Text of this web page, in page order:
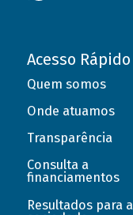
Acesso Rápido
Quem somos
Onde atuamos
Transparência
Consulta a
financiamentos
Resultados para a